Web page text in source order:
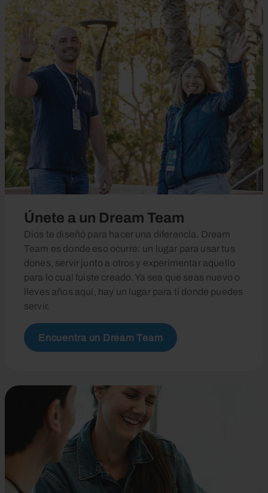
Únete a un Dream Team
Dios te diseñó para hacer una diferencia. Dream
Team es donde eso ocurre: un lugar para usar tus
dones, servir junto a otros y experimentar aquello
para lo cual fuiste creado. Ya sea que seas nuevo o
lleves años aquí, hay un lugar para ti donde puedes
servir.
Encuentra un Dream Team